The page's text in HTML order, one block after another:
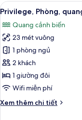
Xem
tất
cả
ảnh
Privilege,
Phòng,
quang
cảnh
khu
11
Privilege, Phòng,
Quang cảnh biển
23 mét vuông
1 phòng ngủ
2 khách
1 giường đôi
Wifi miễn phí
Xem thêm chi tiết
Chi